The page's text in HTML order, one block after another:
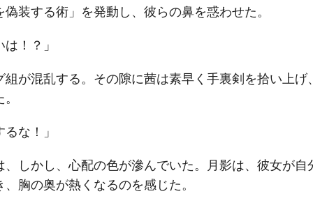
装する術」を発動し、彼らの鼻を惑わせた。
！？」
組が混乱する。その隙に茜は素早く手裏剣を拾い上げ
な！」
、しかし、心配の色が滲んでいた。月影は、彼女が自
胸の奥が熱くなるのを感じた。